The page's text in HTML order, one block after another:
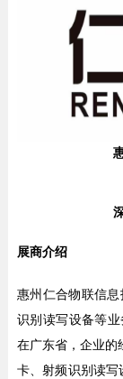
展商介绍
惠州仁合物联信
识别读写设备等
在广东省，企业的
卡、射频识别读写